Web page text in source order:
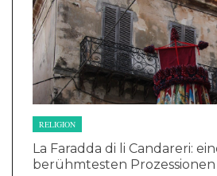
RELIGION
La Faradda di li Candareri:
berühmtesten Prozessionen